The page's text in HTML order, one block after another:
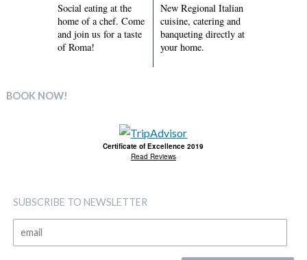
Social eating at the
home of a chef. Come
and join us for a taste
of Roma!
New Regional Italian
cuisine, catering and
banqueting directly at
your home.
BOOK NOW!
Certificate of Excellence 2019
Read Reviews
SUBSCRIBE TO NEWSLETTER